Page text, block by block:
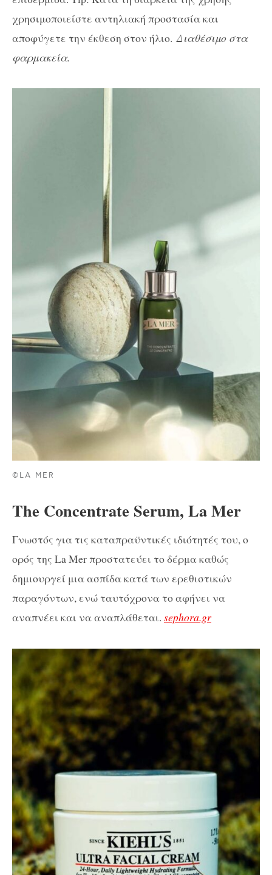
χρησιμοποιείστε αντηλιακή προστασία και
αποφύγετε την έκθεση στον ήλιο. Διαθέσιμο στα
φαρμακεία.
©LA MER
The Concentrate Serum, La Mer
Γνωστός για τις καταπραϋντικές ιδιότητές του, ο
ορός της La Mer προστατεύει το δέρμα καθώς
δημιουργεί μια ασπίδα κατά των ερεθιστικών
παραγόντων, ενώ ταυτόχρονα το αφήνει να
αναπνέει και να αναπλάθεται. sephora.gr